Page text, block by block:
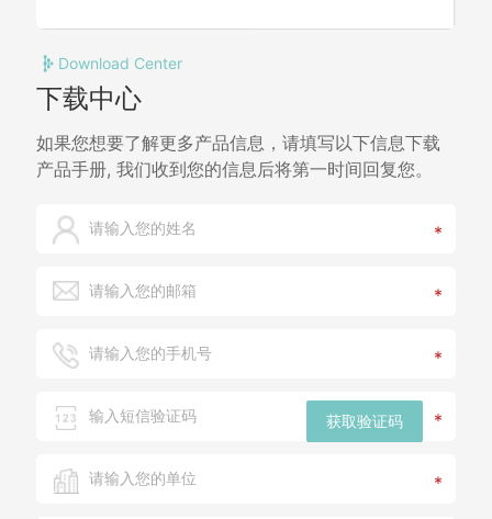
Download Center
下载中心
如果您想要了解更多产品信息，请填写以下信息下载
产品手册, 我们收到您的信息后将第一时间回复您。
*
*
*
*
获取验证码
*